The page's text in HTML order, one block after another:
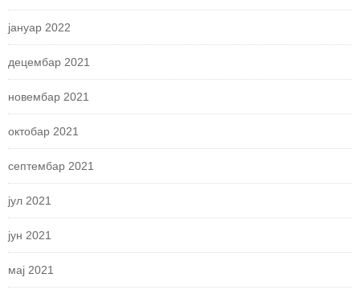
јануар 2022
децембар 2021
новембар 2021
октобар 2021
септембар 2021
јул 2021
јун 2021
мај 2021